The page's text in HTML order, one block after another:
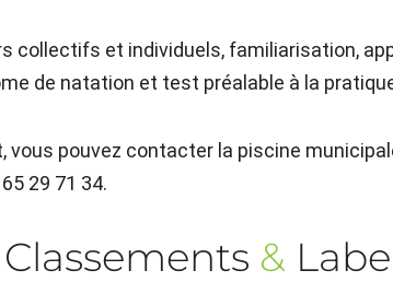
collectifs et individuels, familiarisation,
de natation et test préalable à la
vous pouvez contacter la piscine
29 71 34.
Classements &